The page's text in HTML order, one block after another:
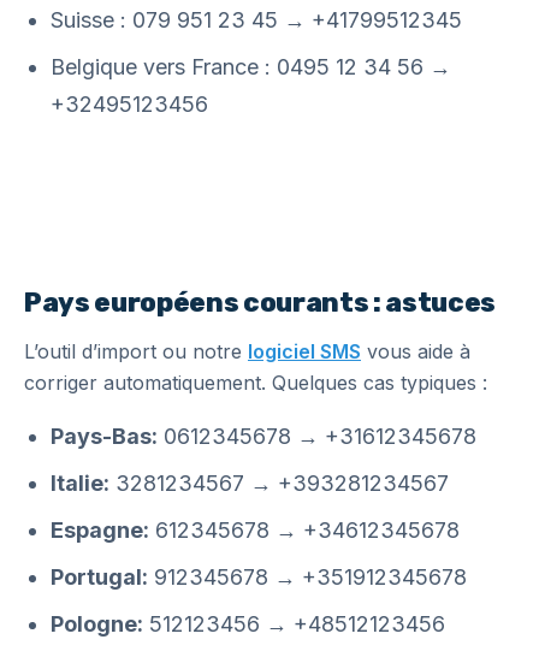
Suisse : 079 951 23 45 → +41799512345
Belgique vers France : 0495 12 34 56 →
+32495123456
Pays européens courants : astuces
L’outil d’import ou notre logiciel SMS vous aide à
corriger automatiquement. Quelques cas typiques :
Pays-Bas: 0612345678 → +31612345678
Italie: 3281234567 → +393281234567
Espagne: 612345678 → +34612345678
Portugal: 912345678 → +351912345678
Pologne: 512123456 → +48512123456